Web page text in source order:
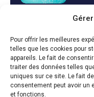
Pour offrir les meilleures
telles que les cookies pour
appareils. Le fait de
traiter des données telles
uniques sur ce site. Le fait
consentement peut avoir un
et fonctions.
Bons
13